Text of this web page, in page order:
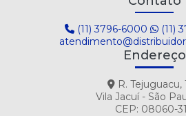
(11) 3796-6000
(11)
Endereço
R. Tejuguacu,
Vila Jacuí - São
CEP: 08060-